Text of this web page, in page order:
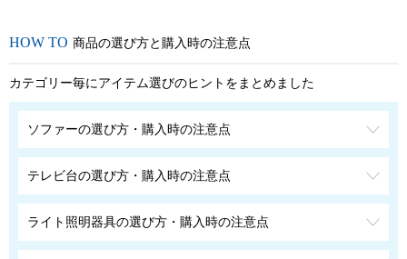
商品の選び方と購入時の注意点
カテゴリー毎にアイテム選びのヒントをまとめました
ソファーの選び方・購入時の注意点
テレビ台の選び方・購入時の注意点
ライト照明器具の選び方・購入時の注意点